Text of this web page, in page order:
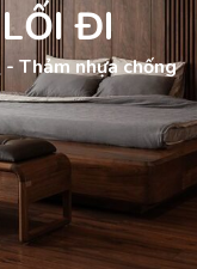
ĐI
- Thảm nhựa chống